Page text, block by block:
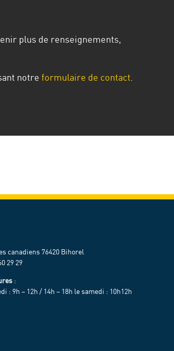
plus de renseignements,
notre formulaire de contact.
canadiens 76420 Bihorel
29 29
:
: 9h – 12h / 14h – 18h le samedi : 10h12h